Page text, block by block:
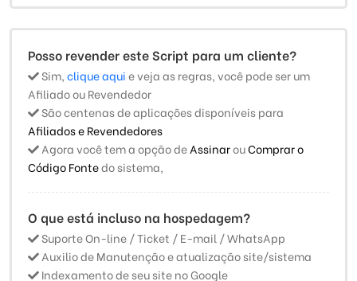
Posso revender este Script para um cliente?
Sim,clique aquie veja as regras, você pode ser um
Afiliado ou Revendedor
São centenas de aplicações disponíveis para
Afiliados e Revendedores
Agora você tem a opção deAssinarouComprar o
Código Fontedo sistema,
O que está incluso na hospedagem?
Suporte On-line / Ticket / E-mail / WhatsApp
Auxilio de Manutenção e atualização site/sistema
Indexamento de seu site no Google